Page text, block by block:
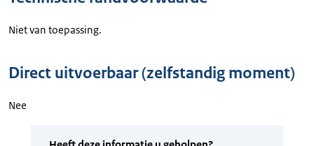
Niet van toepassing.
Direct uitvoerbaar (zelfstandig moment)
Nee